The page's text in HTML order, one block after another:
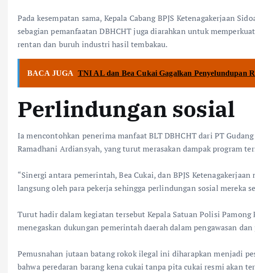
‎Pada kesempatan sama, Kepala Cabang BPJS Ketenagakerjaan
sebagian pemanfaatan DBHCHT juga diarahkan untuk
rentan dan buruh industri hasil tembakau.
BACA JUGA TNI AL dan Bea Cukai Gagalkan Penyelundupan
Perlindungan sosial
Ia mencontohkan penerima manfaat BLT DBHCHT dari PT
Ramadhani Ardiansyah, yang turut merasakan dampak program
‎“Sinergi antara pemerintah, Bea Cukai, dan BPJS
langsung oleh para pekerja sehingga perlindungan sosial mereka
‎Turut hadir dalam kegiatan tersebut Kepala Satuan Polisi
menegaskan dukungan pemerintah daerah dalam pengawasan
‎Pemusnahan jutaan batang rokok ilegal ini diharapkan menjadi
bahwa peredaran barang kena cukai tanpa pita cukai resmi akan